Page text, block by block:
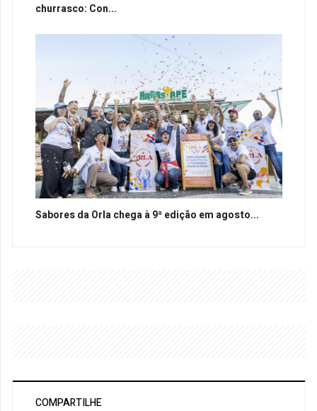
churrasco: Con...
Sabores da Orla chega à 9ª edição em agosto...
COMPARTILHE